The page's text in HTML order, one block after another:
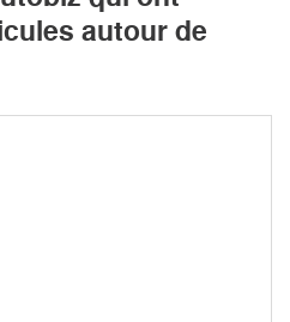
autour de